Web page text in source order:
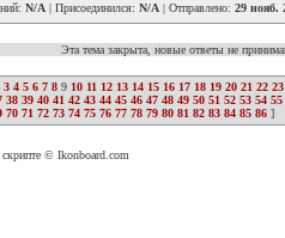
N/A | Присоединился: N/A | Отправлено: 29 нояб.
Эта тема закрыта, новые ответы не
3 4 5 6 7 8 9 10 11 12 13 14 15 16 17 18 19 20 21 22 23
38 39 40 41 42 43 44 45 46 47 48 49 50 51 52 53 54 55
70 71 72 73 74 75 76 77 78 79 80 81 82 83 84 85 86 ]
© Ikonboard.com